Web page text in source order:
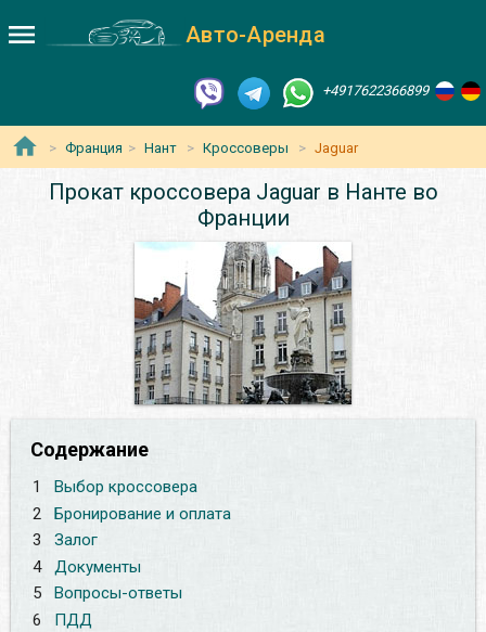
Авто-Аренда
+4917622366899
Франция Нант Кроссоверы Jaguar
Прокат кроссовера Jaguar в Нанте во
Франции
Содержание
1
Выбор кроссовера
2
Бронирование и оплата
3
Залог
4
Документы
5
Вопросы-ответы
6
ПДД